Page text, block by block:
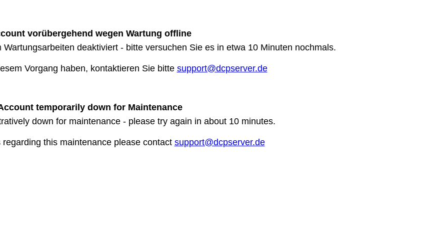
vorübergehend wegen Wartung offline
deaktiviert - bitte versuchen Sie es in etwa 10 Minuten nochmals.
Vorgang haben, kontaktieren Sie bitte support@dcpserver.de
temporarily down for Maintenance
down for maintenance - please try again in about 10 minutes.
this maintenance please contact support@dcpserver.de